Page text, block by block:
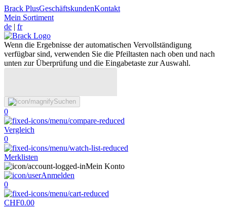
Brack PlusGeschäftskundenKontakt
Mein Sortiment
de | fr
Wenn die Ergebnisse der automatischen Vervollständigung
verfügbar sind, verwenden Sie die Pfeiltasten nach oben und nach
unten zur Überprüfung und die Eingabetaste zur Auswahl.
Suchen
0
Vergleich
0
Merklisten
Mein Konto
Anmelden
0
CHF0.00